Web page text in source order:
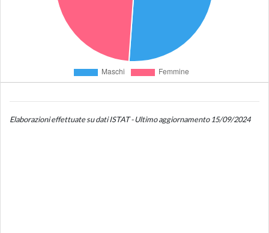
Elaborazioni effettuate su dati ISTAT - Ultimo aggiornamento 15/09/2024